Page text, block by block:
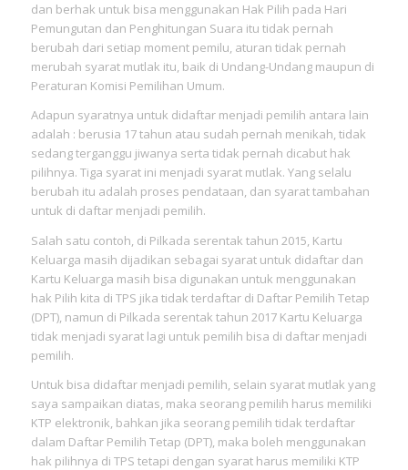
dan berhak untuk bisa menggunakan Hak Pilih pada Hari
Pemungutan dan Penghitungan Suara itu tidak pernah
berubah dari setiap moment pemilu, aturan tidak pernah
merubah syarat mutlak itu, baik di Undang-Undang maupun di
Peraturan Komisi Pemilihan Umum.
Adapun syaratnya untuk didaftar menjadi pemilih antara lain
adalah : berusia 17 tahun atau sudah pernah menikah, tidak
sedang terganggu jiwanya serta tidak pernah dicabut hak
pilihnya. Tiga syarat ini menjadi syarat mutlak. Yang selalu
berubah itu adalah proses pendataan, dan syarat tambahan
untuk di daftar menjadi pemilih.
Salah satu contoh, di Pilkada serentak tahun 2015, Kartu
Keluarga masih dijadikan sebagai syarat untuk didaftar dan
Kartu Keluarga masih bisa digunakan untuk menggunakan
hak Pilih kita di TPS jika tidak terdaftar di Daftar Pemilih Tetap
(DPT), namun di Pilkada serentak tahun 2017 Kartu Keluarga
tidak menjadi syarat lagi untuk pemilih bisa di daftar menjadi
pemilih.
Untuk bisa didaftar menjadi pemilih, selain syarat mutlak yang
saya sampaikan diatas, maka seorang pemilih harus memiliki
KTP elektronik, bahkan jika seorang pemilih tidak terdaftar
dalam Daftar Pemilih Tetap (DPT), maka boleh menggunakan
hak pilihnya di TPS tetapi dengan syarat harus memiliki KTP